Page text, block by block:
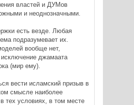
властей и ДУМов
и неоднозначными.
есть везде. Любая
подразумевает их.
вообще нет,
исключение джамаата
(мир ему).
вести исламский призыв в
смысле наиболее
тех условиях, в том месте